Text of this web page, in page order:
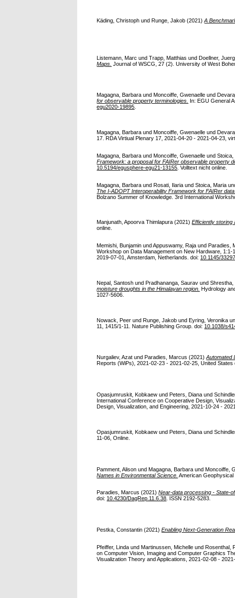
Käding, Christoph undRunge, Jakob (2021)A
Listemann, Marc undTrapp, Matthias undDoellner,
Maps. Journal of WSCG, 27 (2). University of West
Magagna, Barbara und Moncoiffe, Gwenaelle und
for observable property terminologies.
In: EGU General
egu2020-19895
Magagna, Barbara undMoncoiffe, Gwenaelle und
17. RDA Virtiual Plenary 17, 2021-04-20 - 2021-04-23,
Magagna, Barbara undMoncoiffe, Gwenaelle undStoica,
Framework: a proposal for FAIRer observable property
10.5194/egusphere-egu21-13155 . Volltext nicht online.
Magagna, Barbara undRosati, Ilaria undStoica, Maria
The I-ADOPT Interoperability Framework for FAIRer
Bolzano Summer of Knowledge. 3rd International
Manjunath, Apoorva Thimlapura (2021)Efficiently storing
online.
Memishi, Bunjamin undAppuswamy, Raja undParadies,
Workshop on Data Management on New Hardware,
2019-07-01, Amsterdam, Netherlands. doi: 10.1145/
Nepal, Santosh undPradhananga, Saurav undShrestha,
moisture droughts in the Himalayan region. Hydrology
1027-5606.
Nowack, Peer undRunge, Jakob undEyring, Veronika
11, 1415/1-11. Nature Publishing Group. doi: 10.1038/
Nurgaliev, Azat und Paradies, Marcus (2021)Automated
Reports (WiPs), 2021-02-23 - 2021-02-25, United States
Opasjumruskit, Kobkaew undPeters, Diana und
International Conference on Cooperative Design,
Design, Visualization, and Engineering, 2021-10-24 -
Opasjumruskit, Kobkaew undPeters, Diana und
11-06, Online.
Pamment, Alison undMagagna, Barbara undMoncoiffe,
Names in Environmental Science. American Geophysical
Paradies, Marcus (2021)Near-data processing - State-
doi: 10.4230/DagRep.11.6.38 . ISSN 2192-5283.
Pestka, Constantin (2021)Enabling Next-Generation
Pfeiffer, Linda undMartinussen, Michelle undRosenthal,
on Computer Vision, Imaging and Computer Graphics
Visualization Theory and Applications, 2021-02-08 -